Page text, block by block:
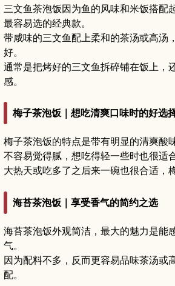
三文鱼茶泡饭因为鱼的风味和米饭搭配
最容易选的经典款。
带咸味的三文鱼配上柔和的茶汤或高汤
好。
通常是把烤好的三文鱼拆碎铺在饭上，
感。
梅子茶泡饭｜想吃清爽口味时的好选
梅子茶泡饭的特点是带有明显的清爽酸味
不容易觉得腻，想吃得轻一些时也很适
大热天或吃多了之后来一碗也很合适，
海苔茶泡饭｜享受香气的简约之选
海苔茶泡饭外观简洁，最大的魅力是能
气。
因为配料不多，反而更容易品味茶汤或
配。